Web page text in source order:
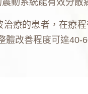
動系統能有效分
療的患者，在療
改善程度可達40-